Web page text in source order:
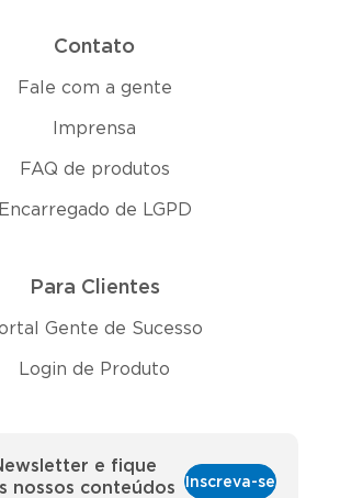
Contato
Fale com a gente
Imprensa
FAQ de produtos
Encarregado de LGPD
Para Clientes
Gente de Sucesso
Login de Produto
e fique
nossos conteúdos
Inscreva-se